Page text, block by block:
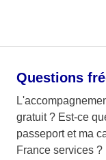
Questions
gratuit ? Est-ce
passeport et ma
France services